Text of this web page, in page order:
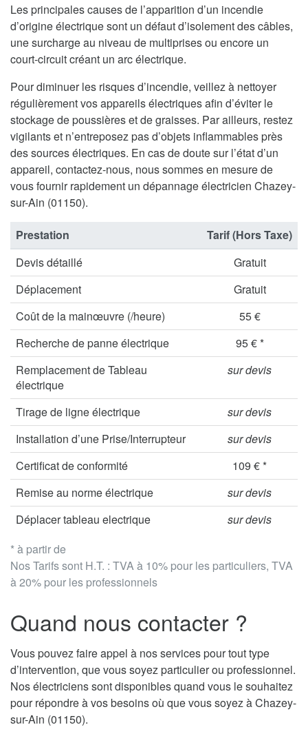
Les principales causes de l’apparition d’un incendie
d’origine électrique sont un défaut d’isolement des câbles,
une surcharge au niveau de multiprises ou encore un
court-circuit créant un arc électrique.
Pour diminuer les risques d’incendie, veillez à nettoyer
régulièrement vos appareils électriques afin d’éviter le
stockage de poussières et de graisses. Par ailleurs, restez
vigilants et n’entreposez pas d’objets inflammables près
des sources électriques. En cas de doute sur l’état d’un
appareil, contactez-nous, nous sommes en mesure de
vous fournir rapidement un dépannage électricien Chazey-
sur-Ain (01150).
* à partir de
Nos Tarifs sont H.T. : TVA à 10% pour les particuliers, TVA
à 20% pour les professionnels
Prestation
Tarif (Hors Taxe)
Devis détaillé
Gratuit
Déplacement
Gratuit
Coût de la mainœuvre (/heure)
55 €
Recherche de panne électrique
95 € *
Remplacement de Tableau
électrique
sur devis
Tirage de ligne électrique
sur devis
Installation d’une Prise/Interrupteur
sur devis
Certificat de conformité
109 € *
Remise au norme électrique
sur devis
Déplacer tableau electrique
sur devis
Quand nous contacter ?
Vous pouvez faire appel à nos services pour tout type
d’intervention, que vous soyez particulier ou professionnel.
Nos électriciens sont disponibles quand vous le souhaitez
pour répondre à vos besoins où que vous soyez à Chazey-
sur-Ain (01150).